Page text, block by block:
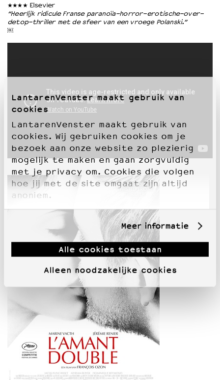
LantarenVenster maakt gebruik van
cookies
LantarenVenster maakt gebruik van
cookies. Wij gebruiken cookies om je
bezoek aan onze website zo plezierig
mogelijk te maken en gaan zorgvuldig
met je privacy om. Cookies die volgen
hoe jij met de site omgaat zijn altijd
anoniem.
Meer informatie
Alle cookies toestaan
Alleen noodzakelijke cookies
★★★★ Elsevier
“Heerlijk ridicule Franse paranoïa-horror-erotische-over-
detop-thriller met de sfeer van een vroege Polanski.”
￼